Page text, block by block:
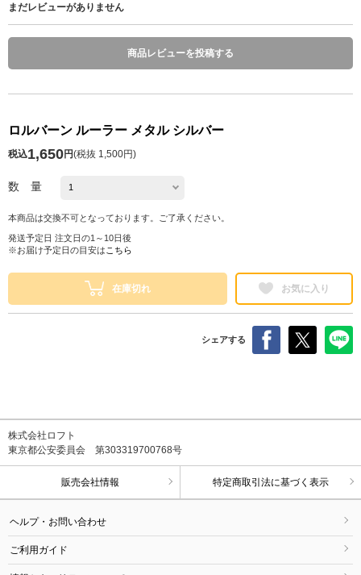
まだレビューがありません
商品レビューを投稿する
ロルバーン ルーラー メタル シルバー
税込1,650円(税抜 1,500円)
数 量
本商品は交換不可となっております。ご了承ください。
発送予定日 注文日の1～10日後
※お届け予定日の目安は こちら
在庫切れ お気に入り
シェアする
株式会社ロフト
東京都公安委員会 第303319700768号
販売会社情報 特定商取引法に基づく表示
ヘルプ・お問い合わせ
ご利用ガイド